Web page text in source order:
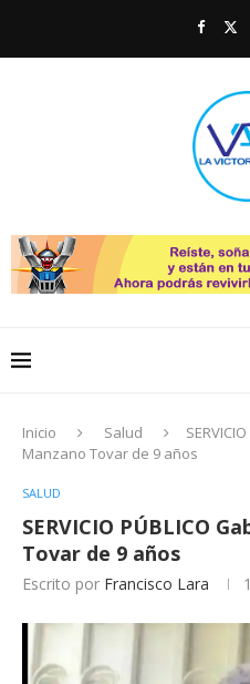
Inicio Salud
Manzano Tovar de 9 años
SALUD
SERVICIO PÚBLICO
Tovar de 9 años
Escrito por Francisco Lara